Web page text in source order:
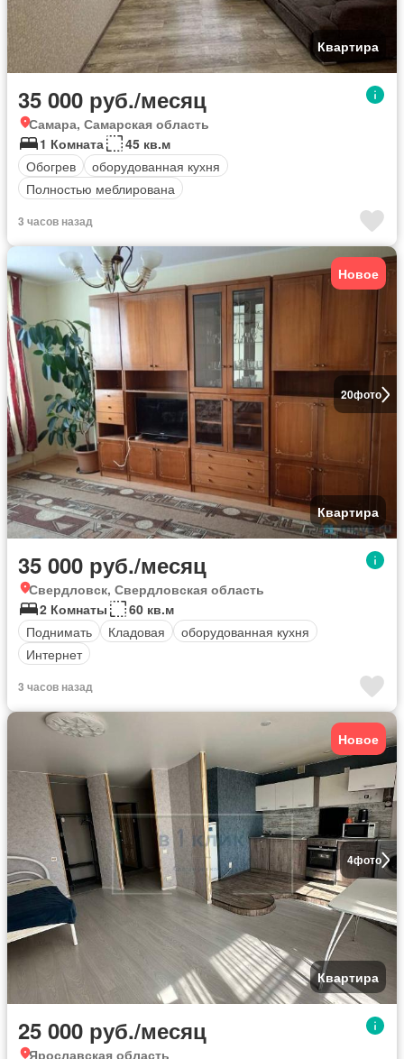
Квартира
35 000 руб./месяц
Самара, Самарская область
1 Комната
45 кв.м
Обогрев
оборудованная кухня
Полностью меблирована
3 часов назад
20фото
Новое
Квартира
35 000 руб./месяц
Свердловск, Свердловская область
2 Комнаты
60 кв.м
Поднимать
Кладовая
оборудованная кухня
Интернет
3 часов назад
4фото
Новое
Квартира
25 000 руб./месяц
Ярославская область